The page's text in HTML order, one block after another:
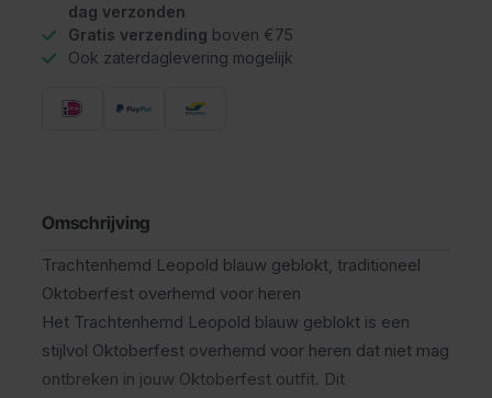
dag verzonden
Gratis verzending boven €75
Ook zaterdaglevering mogelijk
Omschrijving
Trachtenhemd Leopold blauw geblokt, traditioneel
Oktoberfest overhemd voor heren
Het Trachtenhemd Leopold blauw geblokt is een
stijlvol Oktoberfest overhemd voor heren dat niet mag
ontbreken in jouw Oktoberfest outfit. Dit